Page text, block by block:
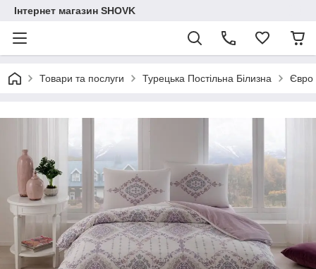
Інтернет магазин SHOVK
Товари та послуги Турецька Постільна Білизна Євро